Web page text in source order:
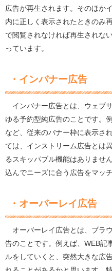
広告が再生されます。そのほか
内に正しく表示されたときのみ
で閲覧されなければ再生されな
っています。
・インバナー広告
インバナー広告とは、ウェブ
ゆる予約型純広告のことです。
など、従来のバナー枠に表示さ
ては、インストリーム広告とは
るスキッパブル機能はありませ
込んでニーズに合う広告をマッ
・オーバーレイ広告
オーバーレイ広告とは、ブラ
告のことです。例えば、WEB記
ルをしていくと、突然大きな広